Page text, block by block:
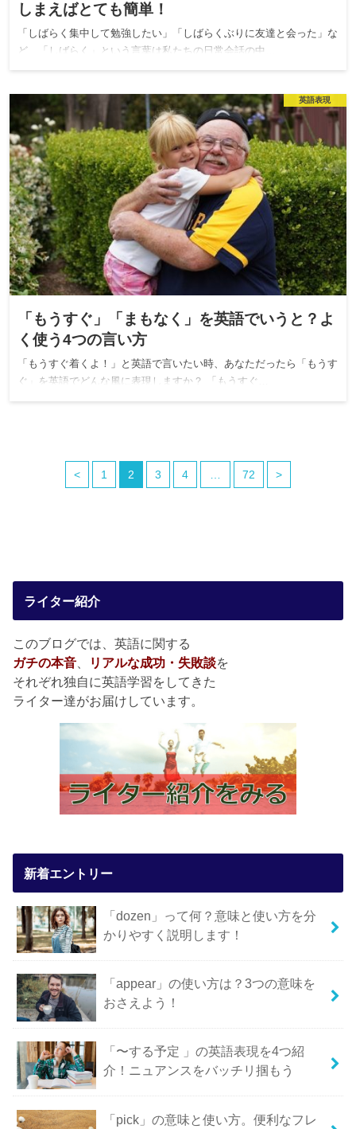
しまえばとても簡単！
「しばらく集中して勉強したい」「しばらくぶりに友達と会った」な
ど、「しばらく」という言葉は私たちの日常会話の中…
英語表現
「もうすぐ」「まもなく」を英語でいうと？よ
く使う4つの言い方
「もうすぐ着くよ！」と英語で言いたい時、あなただったら「もうす
ぐ」を英語でどんな風に表現しますか？ 「もうすぐ…
< 1 2 3 4 72 >
ライター紹介
このブログでは、英語に関する
ガチの本音
リアルな成功・失敗談を
それぞれ独自に英語学習をしてきた
ライター達がお届けしています。
新着エントリー
「dozen」って何？意味と使い方を分
かりやすく説明します！
「appear」の使い方は？3つの意味を
おさえよう！
「〜する予定 」の英語表現を4つ紹
介！ニュアンスをバッチリ掴もう
「pick」の意味と使い方。便利なフレ